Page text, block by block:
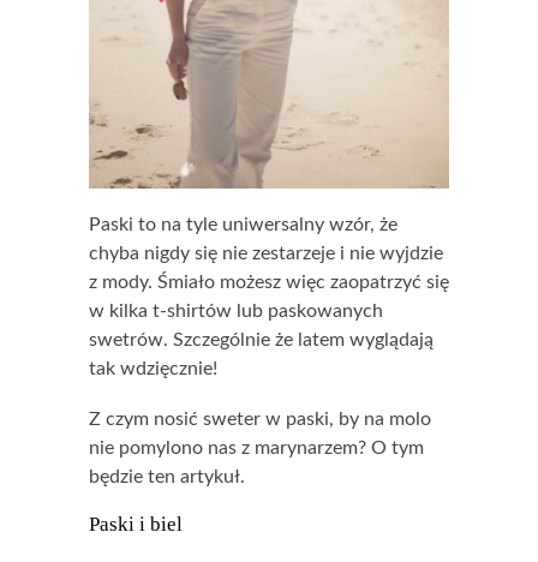
Paski to na tyle uniwersalny wzór, że
chyba nigdy się nie zestarzeje i nie wyjdzie
z mody. Śmiało możesz więc zaopatrzyć się
w kilka t-shirtów lub paskowanych
swetrów. Szczególnie że latem wyglądają
tak wdzięcznie!
Z czym nosić sweter w paski, by na molo
nie pomylono nas z marynarzem? O tym
będzie ten artykuł.
Paski i biel